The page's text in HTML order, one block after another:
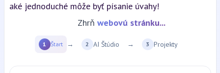
aké jednoduché môže byť písanie úvahy!
Zhrň
YT video...
1 Štart → 2 AI Štúdio → 3 Projekty